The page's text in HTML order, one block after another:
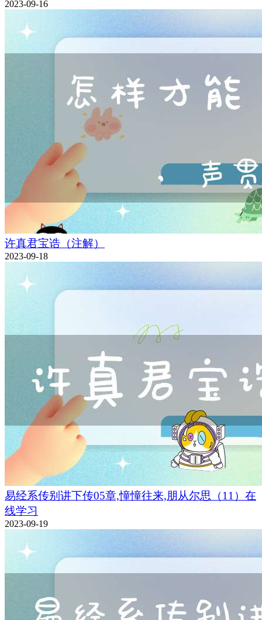
2023-09-16
许真君宝诰（注解）
2023-09-18
易经系传别讲下传05章,憧憧往来,朋从尔思（11）在
线学习
2023-09-19